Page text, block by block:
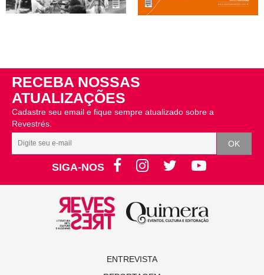
RECEBA NOSSAS
ATUALIZAÇÕES
Cadastre seu email e fique sempre atualizado sobre a
Revestrés.
SIGA-NOS
ENTREVISTA